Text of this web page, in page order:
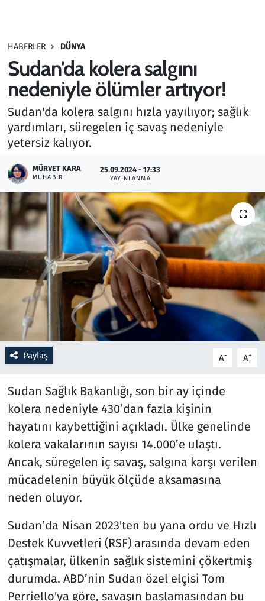
HABERLER DÜNYA
Sudan'da kolera salgını
nedeniyle ölümler artıyor!
Sudan'da kolera salgını hızla yayılıyor; sağlık
yardımları, süregelen iç savaş nedeniyle
yetersiz kalıyor.
MÜRVET KARA
MUHABIR
25.09.2024 - 17:33
YAYINLANMA
Paylaş A- A+
Sudan Sağlık Bakanlığı, son bir ay içinde
kolera nedeniyle 430’dan fazla kişinin
hayatını kaybettiğini açıkladı. Ülke genelinde
kolera vakalarının sayısı 14.000’e ulaştı.
Ancak, süregelen iç savaş, salgına karşı verilen
mücadelenin büyük ölçüde aksamasına
neden oluyor.
Sudan’da Nisan 2023'ten bu yana ordu ve Hızlı
Destek Kuvvetleri (RSF) arasında devam eden
çatışmalar, ülkenin sağlık sistemini çökertmiş
durumda. ABD’nin Sudan özel elçisi Tom
Perriello'ya göre, savaşın başlamasından bu
Haber
Kültür Sanat
Kurumsal Haberler
Lezzet Durağı
Memur ve Kamu
Otomobil
Oyun
Ramazan
Resmi İlanlar
Rüya Tabirleri
Sağlık
Savunma Sanayi
Seçim 2023
Spor
Teknoloji ve Bilim
Televizyon